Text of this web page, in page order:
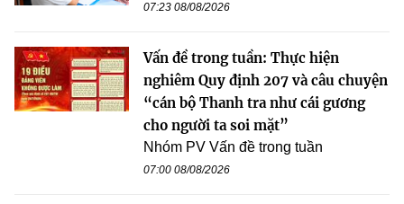
07:23 08/08/2026
Vấn đề trong tuần: Thực hiện
nghiêm Quy định 207 và câu chuyện
“cán bộ Thanh tra như cái gương
cho người ta soi mặt”
Nhóm PV Vấn đề trong tuần
07:00 08/08/2026